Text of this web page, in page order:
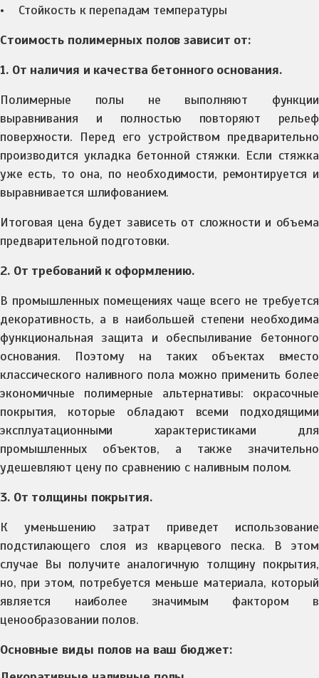
• Стойкость к перепадам температуры
Стоимость полимерных полов зависит от:
1. От наличия и качества бетонного основания.
Полимерные полы не выполняют функции
выравнивания и полностью повторяют рельеф
поверхности. Перед его устройством предварительно
производится укладка бетонной стяжки. Если стяжка
уже есть, то она, по необходимости, ремонтируется и
выравнивается шлифованием.
Итоговая цена будет зависеть от сложности и объема
предварительной подготовки.
2. От требований к оформлению.
В промышленных помещениях чаще всего не требуется
декоративность, а в наибольшей степени необходима
функциональная защита и обеспыливание бетонного
основания. Поэтому на таких объектах вместо
классического наливного пола можно применить более
экономичные полимерные альтернативы: окрасочные
покрытия, которые обладают всеми подходящими
эксплуатационными характеристиками для
промышленных объектов, а также значительно
удешевляют цену по сравнению с наливным полом.
3. От толщины покрытия.
К уменьшению затрат приведет использование
подстилающего слоя из кварцевого песка. В этом
случае Вы получите аналогичную толщину покрытия,
но, при этом, потребуется меньше материала, который
является наиболее значимым фактором в
ценообразовании полов.
Основные виды полов на ваш бюджет: